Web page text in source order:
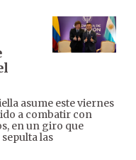
asume este viernes
a combatir con
en un giro que
las